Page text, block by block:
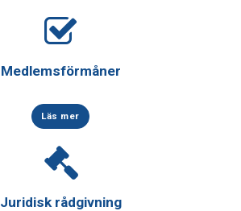
Medlemsförmåner
Läs mer
Juridisk rådgivning